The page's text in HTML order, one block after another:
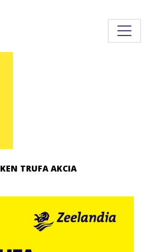
KEN TRUFA AKCIA